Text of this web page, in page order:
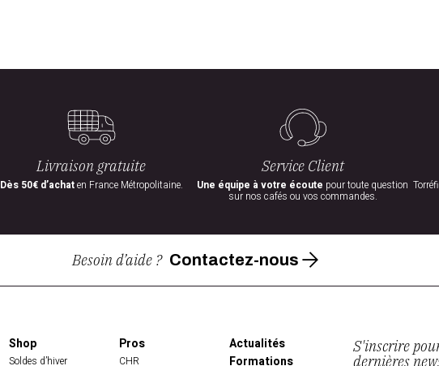
Livraison gratuite
Dès 50€ d’achaten France Métropolitaine.
Service Client
Une équipe à votre écoute pour toute question
sur nos cafés ou vos commandes.
Besoin d’aide ? Contactez-nous
Shop
Soldes d’hiver
Pros
CHR
Actualités
Formations
S'inscrire
dernières